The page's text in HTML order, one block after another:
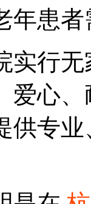
年患
实行
爱心
供专